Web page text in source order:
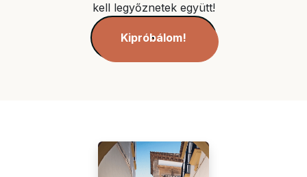
kell legyőznetek együtt!
Kipróbálom!